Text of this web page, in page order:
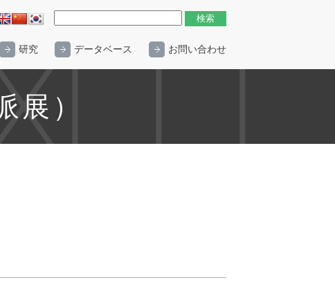
研究 データベース お問い合わせ
）